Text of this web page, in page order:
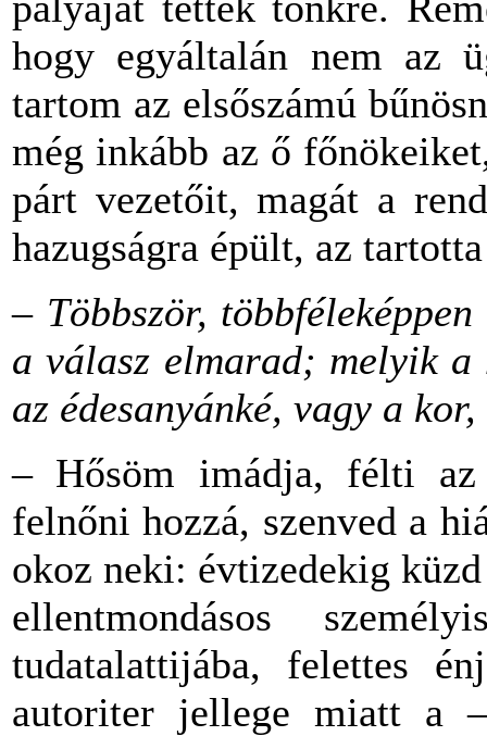
hogy egyáltalán nem az
tartom az elsőszámú
még inkább az ő
párt vezetőit, magát a
hazugságra épült, az
– Többször,
a válasz elmarad; melyik a
az édesanyánké, vagy a
– Hősöm imádja, félti az
felnőni hozzá, szenved a
okoz neki: évtizedekig
ellentmondásos
tudatalattijába, felettes
autoriter jellege miatt a